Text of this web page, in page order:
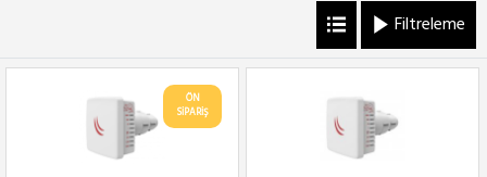
Filtreleme
ÖN
SİPARİŞ